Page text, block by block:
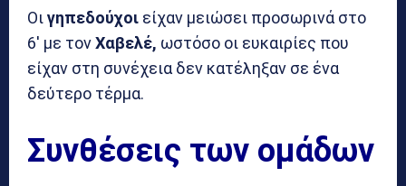
Οιγηπεδούχοι είχαν μειώσει προσωρινά στο
6′ με τονΧαβελέ, ωστόσο οι ευκαιρίες που
είχαν στη συνέχεια δεν κατέληξαν σε ένα
δεύτερο τέρμα.
Συνθέσεις των ομάδων